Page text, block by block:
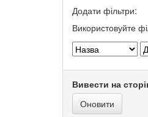
Додати фільтри:
Використовуйте
Вивести на